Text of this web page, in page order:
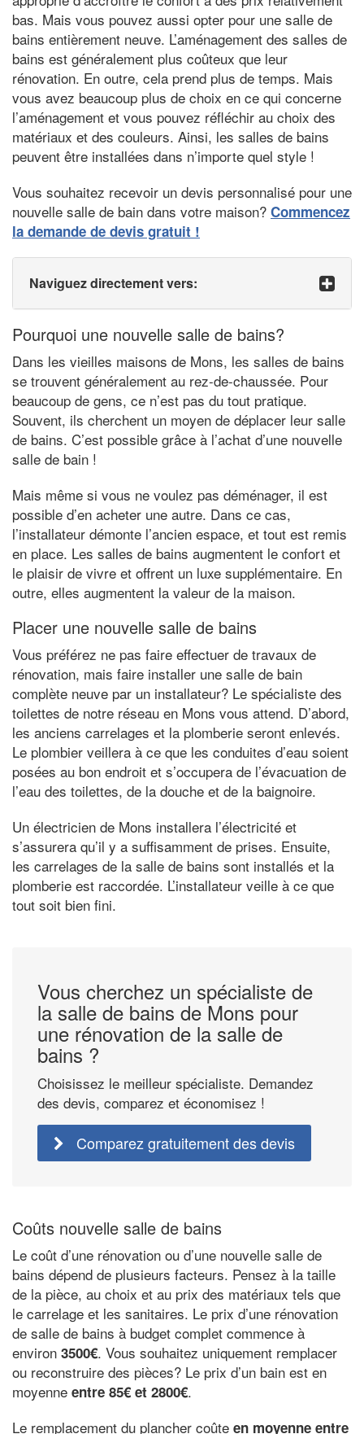
bas. Mais vous pouvez aussi opter pour une salle de
bains entièrement neuve. L’aménagement des salles de
bains est généralement plus coûteux que leur
rénovation. En outre, cela prend plus de temps. Mais
vous avez beaucoup plus de choix en ce qui concerne
l’aménagement et vous pouvez réfléchir au choix des
matériaux et des couleurs. Ainsi, les salles de bains
peuvent être installées dans n’importe quel style !
Vous souhaitez recevoir un devis personnalisé pour une
nouvelle salle de bain dans votre maison? Commencez
la demande de devis gratuit !
Naviguez directement vers:
Pourquoi une nouvelle salle de bains?
Dans les vieilles maisons de Mons, les salles de bains
se trouvent généralement au rez-de-chaussée. Pour
beaucoup de gens, ce n’est pas du tout pratique.
Souvent, ils cherchent un moyen de déplacer leur salle
de bains. C’est possible grâce à l’achat d’une nouvelle
salle de bain !
Mais même si vous ne voulez pas déménager, il est
possible d’en acheter une autre. Dans ce cas,
l’installateur démonte l’ancien espace, et tout est remis
en place. Les salles de bains augmentent le confort et
le plaisir de vivre et offrent un luxe supplémentaire. En
outre, elles augmentent la valeur de la maison.
Placer une nouvelle salle de bains
Vous préférez ne pas faire effectuer de travaux de
rénovation, mais faire installer une salle de bain
complète neuve par un installateur? Le spécialiste des
toilettes de notre réseau en Mons vous attend. D’abord,
les anciens carrelages et la plomberie seront enlevés.
Le plombier veillera à ce que les conduites d’eau soient
posées au bon endroit et s’occupera de l’évacuation de
l’eau des toilettes, de la douche et de la baignoire.
Un électricien de Mons installera l’électricité et
s’assurera qu’il y a suffisamment de prises. Ensuite,
les carrelages de la salle de bains sont installés et la
plomberie est raccordée. L’installateur veille à ce que
tout soit bien fini.
Vous cherchez un spécialiste de
la salle de bains de Mons pour
une rénovation de la salle de
bains ?
Choisissez le meilleur spécialiste. Demandez
des devis, comparez et économisez !
Comparez gratuitement des devis
Coûts nouvelle salle de bains
Le coût d’une rénovation ou d’une nouvelle salle de
bains dépend de plusieurs facteurs. Pensez à la taille
de la pièce, au choix et au prix des matériaux tels que
le carrelage et les sanitaires. Le prix d’une rénovation
de salle de bains à budget complet commence à
environ 3500€. Vous souhaitez uniquement remplacer
ou reconstruire des pièces? Le prix d’un bain est en
moyenne entre 85€ et 2800€.
Le remplacement du plancher coûte en moyenne entre